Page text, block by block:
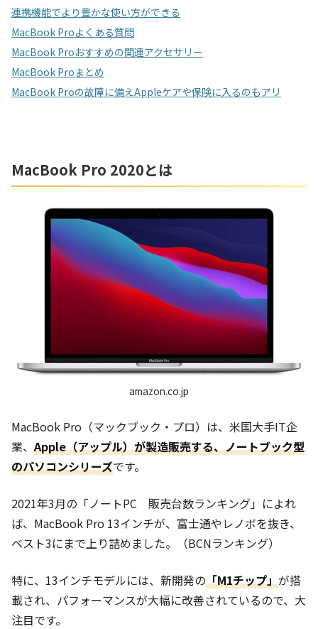
連携機能でより豊かな使い方ができる
MacBook Proよくある質問
MacBook Proおすすめの関連アクセサリー
MacBook Proまとめ
MacBook Proの故障に備えAppleケアや保険に入るのもアリ
MacBook Pro 2020とは
amazon.co.jp
MacBook Pro（マックブック・プロ）は、米国大手IT企
業、 Apple（アップル）が製造販売する、ノートブック型
のパソコンシリーズです。
2021年3月の「ノートPC 販売台数ランキング」によれ
ば、MacBook Pro 13インチが、富士通やレノボを抜き、
ベスト3にまで上り詰めました。（BCNランキング）
特に、13インチモデルには、新開発の「M1チップ」が搭
載され、パフォーマンスが大幅に改善されているので、大
注目です。